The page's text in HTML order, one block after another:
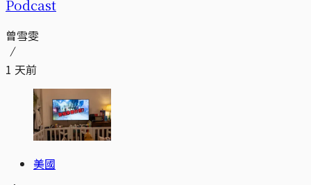
Podcast
曾雪雯
1 天前
美國